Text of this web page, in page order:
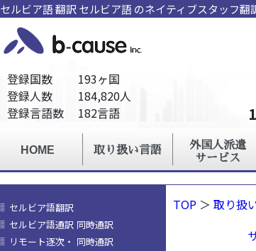
セルビア語 翻訳 セルビア語 のネイティブスタッフ翻
TOP ＞ 取り扱